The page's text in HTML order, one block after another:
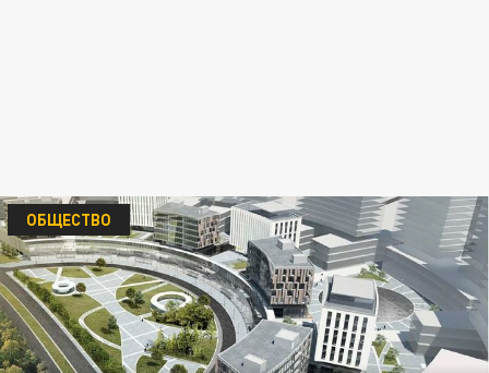
ОБЩЕСТВО